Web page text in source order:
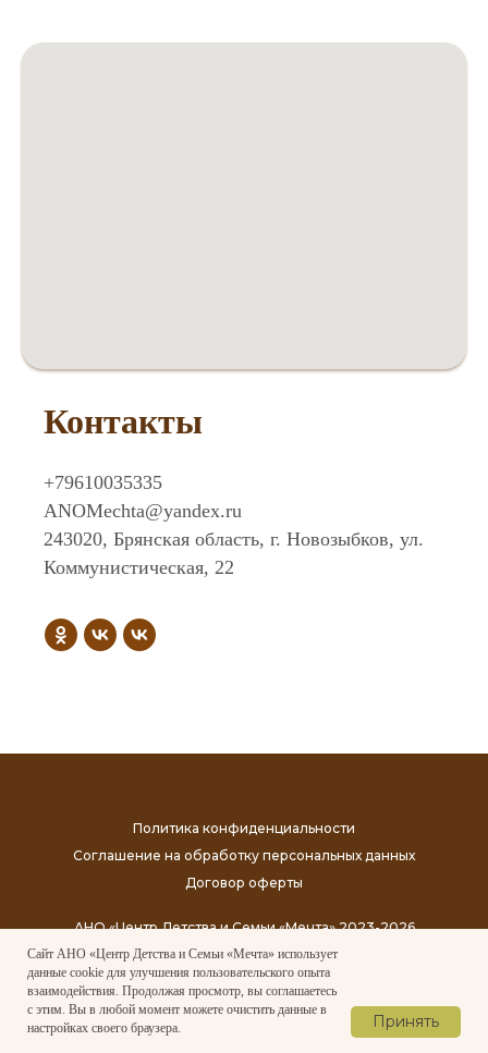
Сайт АНО «‎Центр Детства и Семьи «‎Мечта»‎ использует
данные cookie для улучшения пользовательского опыта
взаимодействия. Продолжая просмотр, вы соглашаетесь
с этим. Вы в любой момент можете очистить данные в
настройках своего браузера.
Принять
Контакты
+79610035335
ANOMechta@yandex.ru
243020, Брянская область, г. Новозыбков, ул.
Коммунистическая, 22
Политика конфиденциальности
Соглашение на обработку персональных данных
Договор оферты
АНО «Центр Детства и Семьи «Мечта» 2023-2026
Наверх